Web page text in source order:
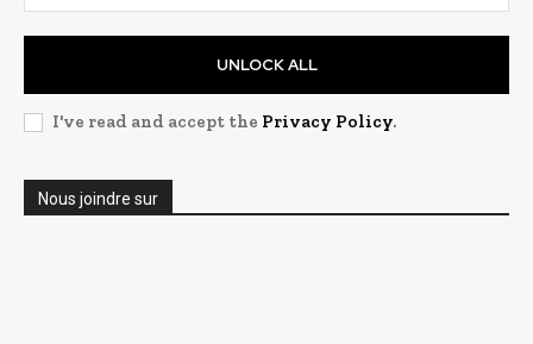
UNLOCK ALL
I've read and accept the Privacy Policy.
Nous joindre sur